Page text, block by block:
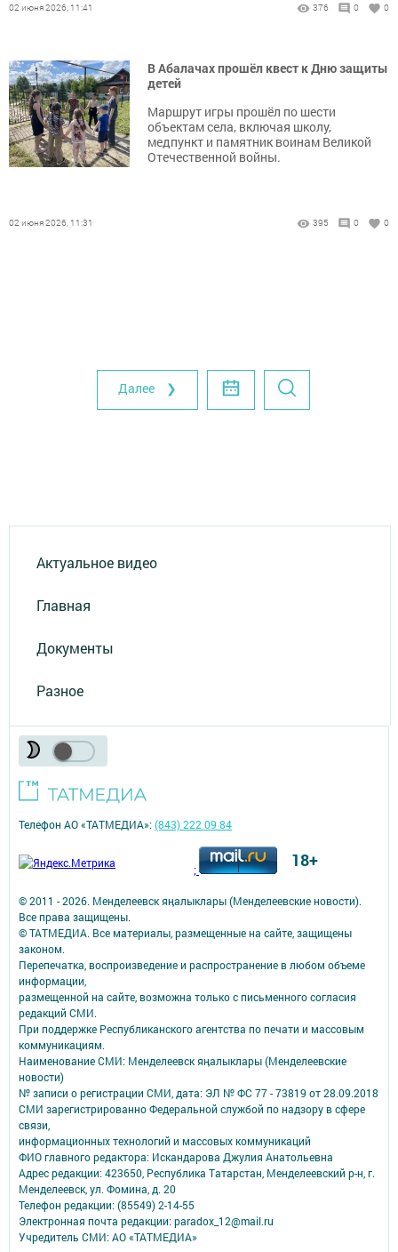
02 июня 2026, 11:41 376 0 0
В Абалачах прошёл квест к Дню защиты
детей
Маршрут игры прошёл по шести
объектам села, включая школу,
медпункт и памятник воинам Великой
Отечественной войны.
02 июня 2026, 11:31 395 0 0
Далее ❯
Актуальное видео
Главная
Документы
Разное
© 2011 - 2026. Менделеевск яӊалыклары (Менделеевские новости).
Все права защищены.
© ТАТМЕДИА. Все материалы, размещенные на сайте, защищены
законом.
Перепечатка, воспроизведение и распространение в любом объеме
информации,
размещенной на сайте, возможна только с письменного согласия
редакций СМИ.
При поддержке Республиканского агентства по печати и массовым
коммуникациям.
Наименование СМИ: Менделеевск яӊалыклары (Менделеевские
новости)
№ записи о регистрации СМИ, дата: ЭЛ № ФС 77 - 73819 от 28.09.2018
СМИ зарегистрированно Федеральной службой по надзору в сфере
связи,
информационных технологий и массовых коммуникаций
ФИО главного редактора: Искандарова Джулия Анатольевна
Адрес редакции: 423650, Республика Татарстан, Менделеевский р-н, г.
Менделеевск, ул. Фомина, д. 20
Телефон редакции: (85549) 2-14-55
Электронная почта редакции: paradox_12@mail.ru
Учредитель СМИ: АО «ТАТМЕДИА»
Телефон АО «ТАТМЕДИА»:(843) 222 09 84
; 18+